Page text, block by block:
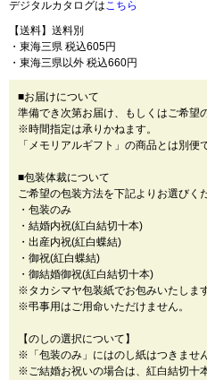
デジタルカタログはこちら
【送料】送料別
・東海三県 税込605円
・東海三県以外 税込660円
■お届けについて
準備でき次第お届け、もしくはご希望
※時間指定は承りかねます。
「メモリアルギフト」の商品とは別便
■包装体裁について
ご希望の包装方法を下記よりお選びく
・包装のみ
・結婚内祝(紅白結切十本)
・出産内祝(紅白蝶結)
・御祝(紅白蝶結)
・御結婚御祝(紅白結切十本)
※タカシマヤ包装紙でお包みいたしま
※弔事用はご用命いただけません。
【のしの選択について】
※「包装のみ」にはのし紙はつきません
※ご結婚お祝いの場合は、紅白結切十